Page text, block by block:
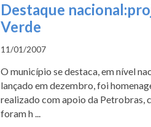
Destaque
Verde
11/01/2007
O município se destaca, em nível
lançado em dezembro, foi
realizado com apoio da Petrobras,
foram h ...